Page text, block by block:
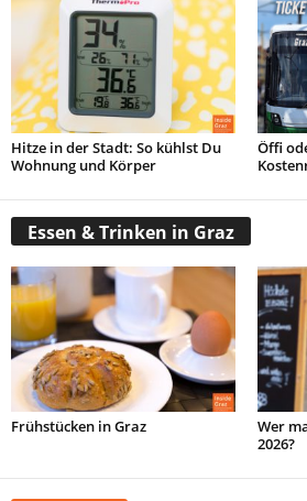
Hitze in der Stadt: So kühlst Du
Wohnung und Körper
Öffi
Essen & Trinken in Graz
Frühstücken in Graz
Wer
2026?